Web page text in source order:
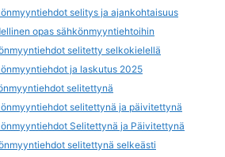
selitys ja ajankohtaisuus
opas sähkönmyyntiehtoihin
selitetty selkokielellä
ja laskutus 2025
selitettynä
selitettynä ja päivitettynä
Selitettynä ja Päivitettynä
selitettynä selkeästi